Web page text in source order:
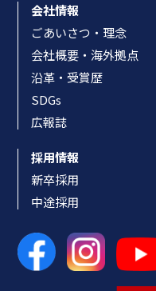
会社情報
ごあいさつ・理念
会社概要・海外拠点
沿革・受賞歴
SDGs
広報誌
採用情報
新卒採用
中途採用